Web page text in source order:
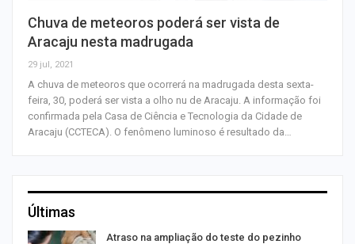
Chuva de meteoros poderá ser vista de
Aracaju nesta madrugada
29 jul, 2021
A chuva de meteoros que ocorrerá na madrugada desta sexta-
feira, 30, poderá ser vista a olho nu de Aracaju. A informação foi
confirmada pela Casa de Ciência e Tecnologia da Cidade de
Aracaju (CCTECA). O fenômeno luminoso é resultado da…
Últimas
Atraso na ampliação do teste do pezinho